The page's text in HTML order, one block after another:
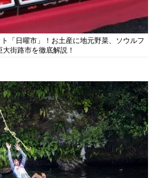
「日曜市」！お土産に地元野菜、ソウルフ
街路市を徹底解説！